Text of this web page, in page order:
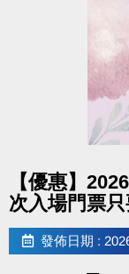
【優惠】
次入場門票
發佈日期 :